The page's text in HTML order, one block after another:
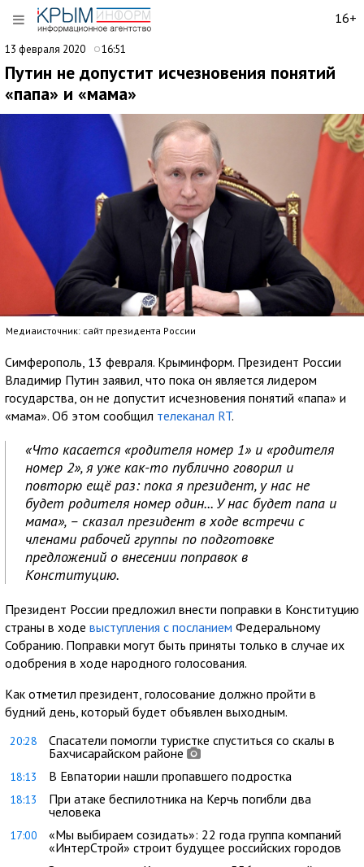
16+
13 февраля 2020 16:51
Путин не допустит исчезновения понятий
«папа» и «мама»
Медиаисточник: сайт президента России
Симферополь, 13 февраля. Крыминформ. Президент России
Владимир Путин заявил, что пока он является лидером
государства, он не допустит исчезновения понятий «папа» и
«мама». Об этом сообщил телеканал RT.
«Что касается «родителя номер 1» и «родителя
номер 2», я уже как-то публично говорил и
повторю ещё раз: пока я президент, у нас не
будет родителя номер один... У нас будет папа и
мама», – сказал президент в ходе встречи с
членами рабочей группы по подготовке
предложений о внесении поправок в
Конституцию.
Президент России предложил внести поправки в Конституцию
страны в ходе выступления с посланием Федеральному
Собранию. Поправки могут быть приняты только в случае их
одобрения в ходе народного голосования.
Как отметил президент, голосование должно пройти в
будний день, который будет объявлен выходным.
20:28
Спасатели помогли туристке спуститься со скалы в
Бахчисарайском районе
18:13 В Евпатории нашли пропавшего подростка
18:13
При атаке беспилотника на Керчь погибли два
человека
17:00
«Мы выбираем созидать»: 22 года группа компаний
«ИнтерСтрой» строит будущее российских городов